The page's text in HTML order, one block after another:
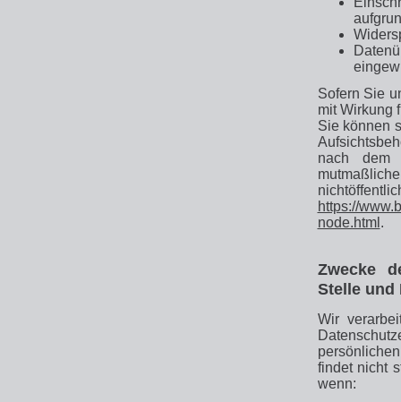
Sofern Sie
mit Wirkung
Sie können
nach dem
https://
node.html .
Zwecke
Stelle und
Wir
findet nicht
wenn: